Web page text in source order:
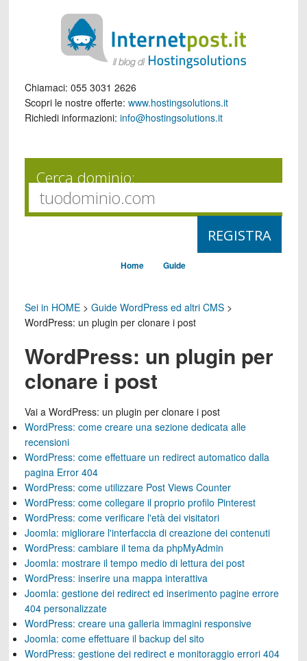
Chiamaci: 055 3031 2626
Scopri le nostre offerte: www.hostingsolutions.it
Richiedi informazioni: info@hostingsolutions.it
Cerca dominio:
Home Guide
Sei in HOME> Guide WordPress ed altri CMS>
WordPress: un plugin per clonare i post
WordPress: un plugin per
clonare i post
Vai a WordPress: un plugin per clonare i post
WordPress: come creare una sezione dedicata alle
recensioni
WordPress: come effettuare un redirect automatico dalla
pagina Error 404
WordPress: come utilizzare Post Views Counter
WordPress: come collegare il proprio profilo Pinterest
WordPress: come verificare l'età dei visitatori
Joomla: migliorare l'interfaccia di creazione dei contenuti
WordPress: cambiare il tema da phpMyAdmin
Joomla: mostrare il tempo medio di lettura dei post
WordPress: inserire una mappa interattiva
Joomla: gestione dei redirect ed inserimento pagine errore
404 personalizzate
WordPress: creare una galleria immagini responsive
Joomla: come effettuare il backup del sito
WordPress: gestione dei redirect e monitoraggio errori 404